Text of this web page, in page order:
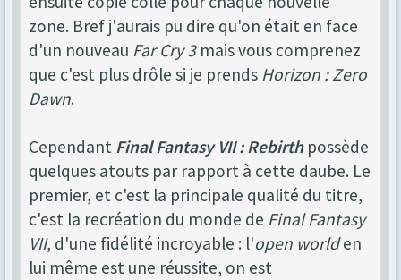
zone. Bref j'aurais pu dire qu'on était en face
d'un nouveau Far Cry 3mais vous comprenez
que c'est plus drôle si je prends Horizon : Zero
Dawn.
Cependant Final Fantasy VII : Rebirthpossède
quelques atouts par rapport à cette daube. Le
premier, et c'est la principale qualité du titre,
c'est la recréation du monde de Final Fantasy
VII, d'une fidélité incroyable : l'open worlden
lui même est une réussite, on est